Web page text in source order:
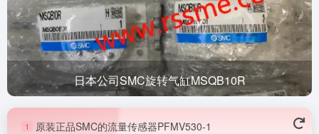
日本公司SMC旋转气缸MSQB10R
1 原装正品SMC的流量传感器PFMV530-1